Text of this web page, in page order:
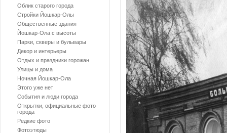
Облик старого города
Стройки Йошкар-Олы
Общественные здания
Йошкар-Ола с высоты
Парки, скверы и бульвары
Декор и интерьеры
Отдых и праздники горожан
Улицы и дома
Ночная Йошкар-Ола
Этого уже нет
События и люди города
Открытки, официальные фото
города
Редкие фото
Фотоэтюды